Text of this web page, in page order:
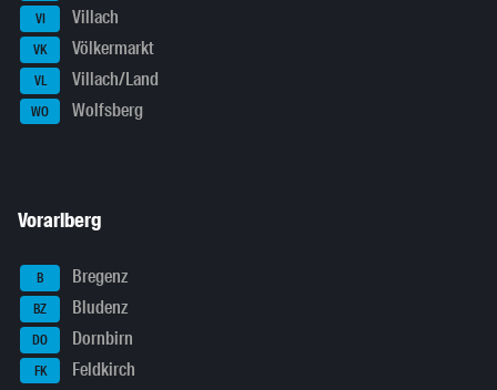
VI Villach
VK Völkermarkt
VL Villach/Land
WO Wolfsberg
Vorarlberg
B Bregenz
BZ Bludenz
DO Dornbirn
FK Feldkirch